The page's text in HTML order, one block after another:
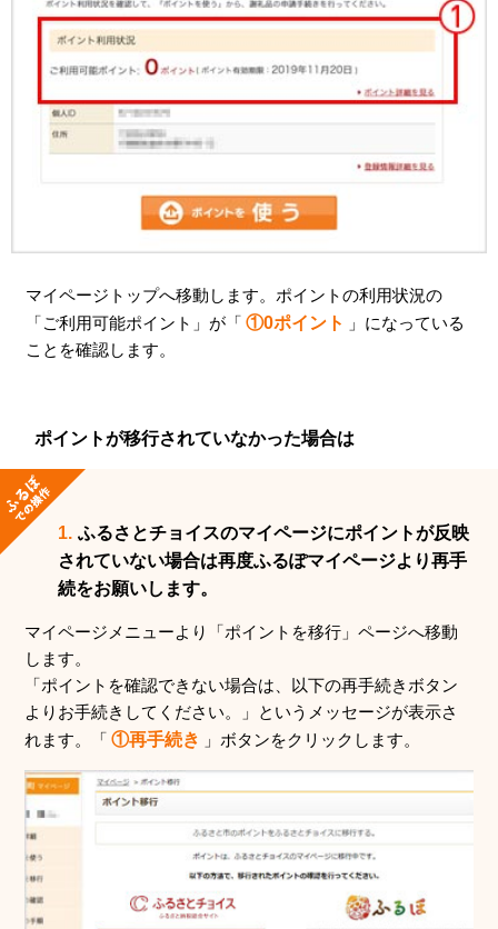
マイページトップへ移動します。ポイントの利用状況の
「ご利用可能ポイント」が「 ①0ポイント
」になっている
ことを確認します。
ポイントが移行されていなかった場合は
1. ふるさとチョイスのマイページにポイントが反映
されていない場合は再度ふるぽマイページより再手
続をお願いします。
マイページメニューより「ポイントを移行」ページへ移動
します。
「ポイントを確認できない場合は、以下の再手続きボタン
よりお手続きしてください。」というメッセージが表示さ
れます。「 ①再手続き 」ボタンをクリックします。